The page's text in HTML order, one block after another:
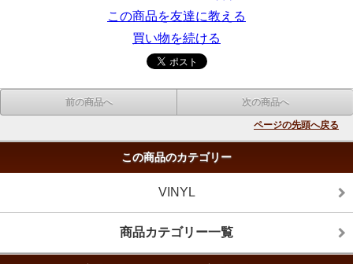
この商品を友達に教える
買い物を続ける
前の商品へ 次の商品へ
ページの先頭へ戻る
この商品のカテゴリー
VINYL
商品カテゴリー一覧